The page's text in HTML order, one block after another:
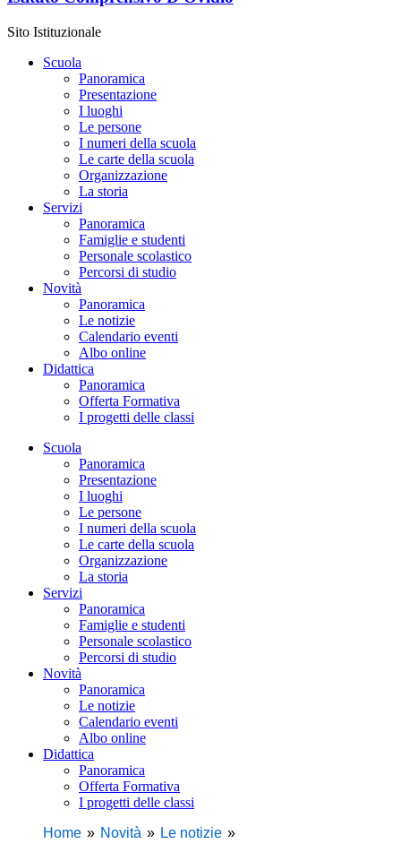
Sito Istituzionale
Scuola
Panoramica
Presentazione
I luoghi
Le persone
I numeri della scuola
Le carte della scuola
Organizzazione
La storia
Servizi
Panoramica
Famiglie e studenti
Personale scolastico
Percorsi di studio
Novità
Panoramica
Le notizie
Calendario eventi
Albo online
Didattica
Panoramica
Offerta Formativa
I progetti delle classi
Scuola
Panoramica
Presentazione
I luoghi
Le persone
I numeri della scuola
Le carte della scuola
Organizzazione
La storia
Servizi
Panoramica
Famiglie e studenti
Personale scolastico
Percorsi di studio
Novità
Panoramica
Le notizie
Calendario eventi
Albo online
Didattica
Panoramica
Offerta Formativa
I progetti delle classi
Home
Novità Le notizie